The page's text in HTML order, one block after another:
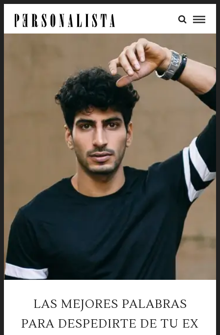
LAS MEJORES PALABRAS
PARA DESPEDIRTE DE TU EX